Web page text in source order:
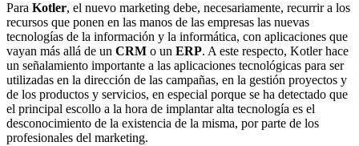
Para Kotler, el nuevo marketing debe, necesariamente, recurrir a los
recursos que ponen en las manos de las empresas las nuevas
tecnologías de la información y la informática, con aplicaciones que
vayan más allá de un CRM o un ERP. A este respecto, Kotler hace
un señalamiento importante a las aplicaciones tecnológicas para ser
utilizadas en la dirección de las campañas, en la gestión proyectos y
de los productos y servicios, en especial porque se ha detectado que
el principal escollo a la hora de implantar alta tecnología es el
desconocimiento de la existencia de la misma, por parte de los
profesionales del marketing.